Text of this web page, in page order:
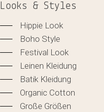
Looks & Styles
Hippie Look
Boho Style
Festival Look
Leinen Kleidung
Batik Kleidung
Organic Cotton
Große Größen